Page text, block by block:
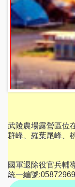
武陵農場露營區位
群峰、羅葉尾峰、
國軍退除役官兵輔
統一編號:05872969